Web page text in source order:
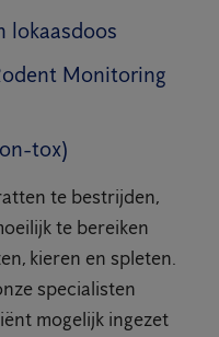
lokaasdoos
Monitoring
tox)
te bestrijden,
te bereiken
kieren en spleten.
specialisten
mogelijk ingezet